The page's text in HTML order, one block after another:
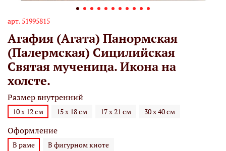
арт. 51995815
Агафия (Агата) Панормская
(Палермская) Сицилийская
Святая мученица. Икона на
холсте.
Размер внутренний
10 х 12 см 15 х 18 см 17 х 21 см 30 х 40 см
Оформление
В раме В фигурном киоте